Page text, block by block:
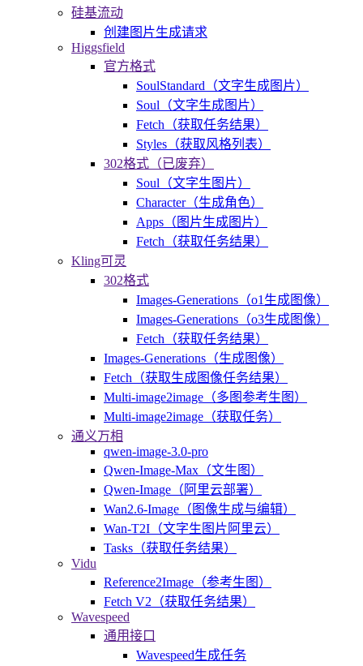
硅基流动
创建图片生成请求
Higgsfield
官方格式
SoulStandard（文字生成图片）
Soul（文字生成图片）
Fetch（获取任务结果）
Styles（获取风格列表）
302格式（已废弃）
Soul（文字生图片）
Character（生成角色）
Apps（图片生成图片）
Fetch（获取任务结果）
Kling可灵
302格式
Images-Generations（o1生成图像）
Images-Generations（o3生成图像）
Fetch（获取任务结果）
Images-Generations（生成图像）
Fetch（获取生成图像任务结果）
Multi-image2image（多图参考生图）
Multi-image2image（获取任务）
通义万相
qwen-image-3.0-pro
Qwen-Image-Max（文生图）
Qwen-Image（阿里云部署）
Wan2.6-Image（图像生成与编辑）
Wan-T2I（文字生图片阿里云）
Tasks（获取任务结果）
Vidu
Reference2Image（参考生图）
Fetch V2（获取任务结果）
Wavespeed
通用接口
Wavespeed生成任务